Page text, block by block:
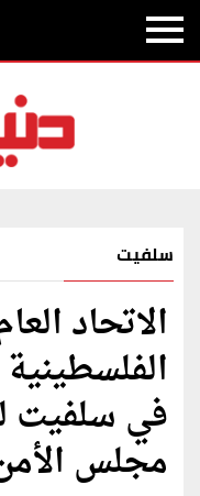
سلفيت
الاتحاد
في سلفيت
مجلس